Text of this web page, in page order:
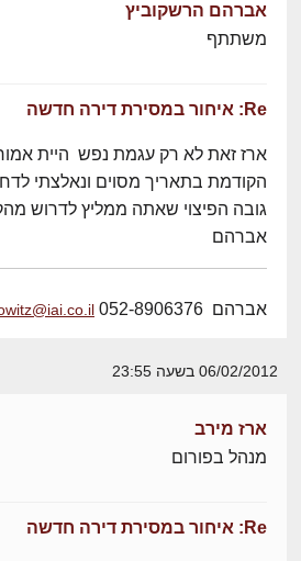
אברהם הרשקוביץ
משתתף
Re: איחור במסירת דירה חדשה
ארז זאת לא רק עגמת נפש היית
הקודמת בתאריך מסוים ונאלצתי
גובה הפיצוי שאתה ממליץ לדרוש
אברהם
אברהם 052-8906376
06/02/2012 בשעה 23:55
ארז מירב
מנהל בפורום
Re: איחור במסירת דירה חדשה